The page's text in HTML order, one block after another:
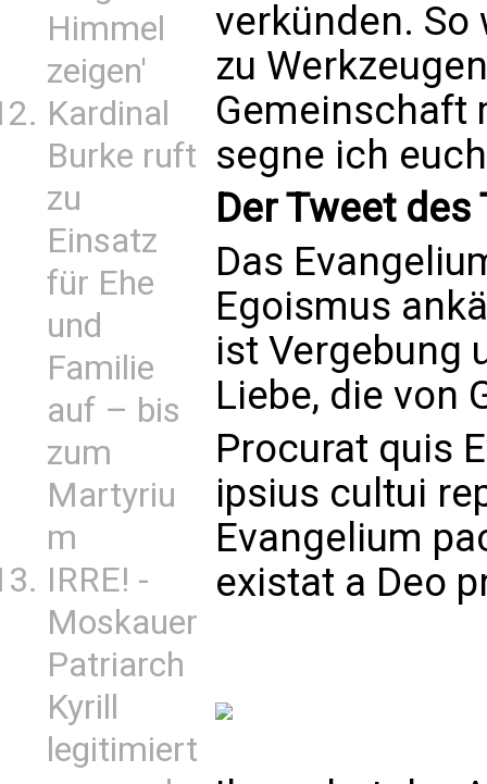
Himmel
zeigen'
Kardinal
Burke ruft
zu
Einsatz
für Ehe
und
Familie
auf – bis
zum
Martyriu
m
IRRE! -
Moskauer
Patriarch
Kyrill
legitimiert
verkünden.
zu
Gemeinschaft
segne ich
Der Tweet des
Das
Egoismus
ist Vergebung
Liebe, die von
Procurat quis
ipsius cultui
Evangelium
existat a Deo